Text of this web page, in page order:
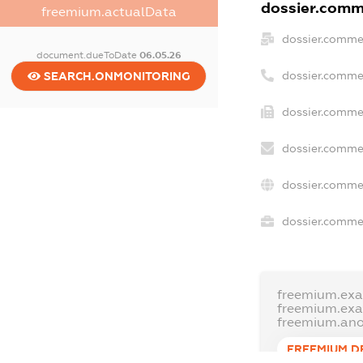
freemium.actualData
document.dueToDate 06.05.26
SEARCH.ONMONITORING